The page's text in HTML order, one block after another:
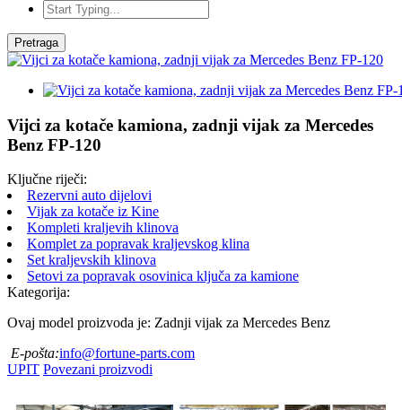
Pretraga
Vijci za kotače kamiona, zadnji vijak za Mercedes
Benz FP-120
Ključne riječi:
Rezervni auto dijelovi
Vijak za kotače iz Kine
Kompleti kraljevih klinova
Komplet za popravak kraljevskog klina
Set kraljevskih klinova
Setovi za popravak osovinica ključa za kamione
Kategorija:
Ovaj model proizvoda je: Zadnji vijak za Mercedes Benz
E-pošta:info@fortune-parts.com
UPIT Povezani proizvodi